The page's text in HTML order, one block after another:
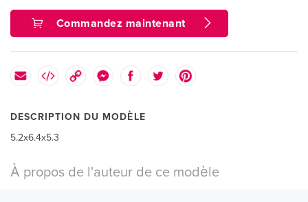
Commandez maintenant
DESCRIPTION DU MODÈLE
5.2x6.4x5.3
À propos de l'auteur de ce modèle